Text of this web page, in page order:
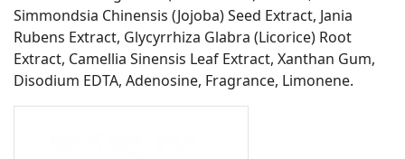
Simmondsia Chinensis (Jojoba) Seed Extract, Jania
Rubens Extract, Glycyrrhiza Glabra (Licorice) Root
Extract, Camellia Sinensis Leaf Extract, Xanthan Gum,
Disodium EDTA, Adenosine, Fragrance, Limonene.